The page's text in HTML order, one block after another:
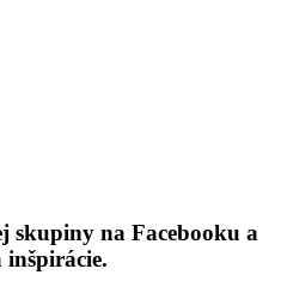
skupiny na Facebooku a